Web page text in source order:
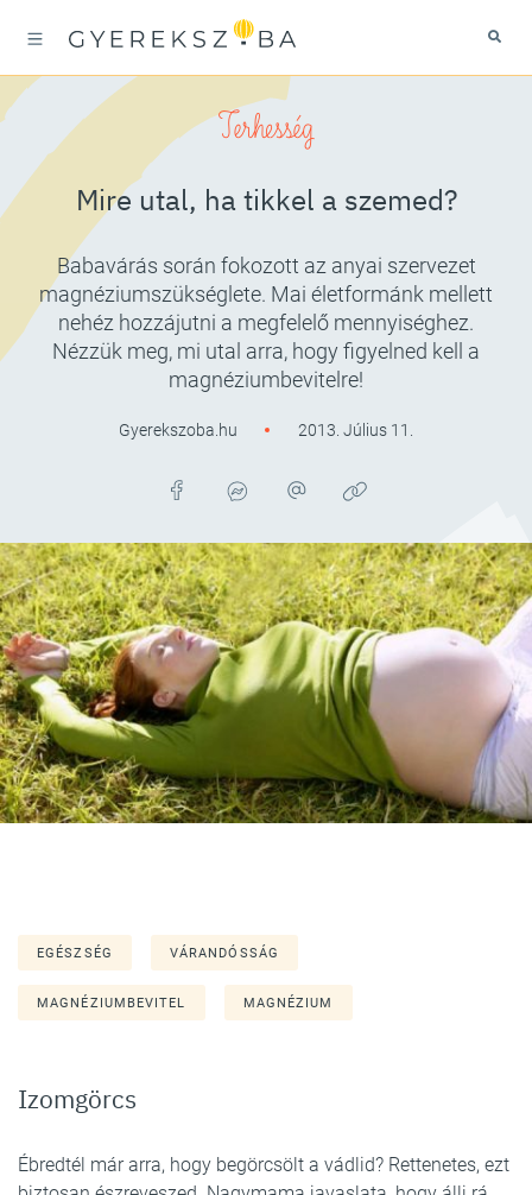
Terhesség
Mire utal, ha tikkel a szemed?
Babavárás során fokozott az anyai szervezet
magnéziumszükséglete. Mai életformánk mellett
nehéz hozzájutni a megfelelő mennyiséghez.
Nézzük meg, mi utal arra, hogy figyelned kell a
magnéziumbevitelre!
Gyerekszoba.hu 2013. Július 11.
EGÉSZSÉG VÁRANDÓSSÁG
MAGNÉZIUMBEVITEL MAGNÉZIUM
Izomgörcs
Ébredtél már arra, hogy begörcsölt a vádlid? Rettenetes, ezt